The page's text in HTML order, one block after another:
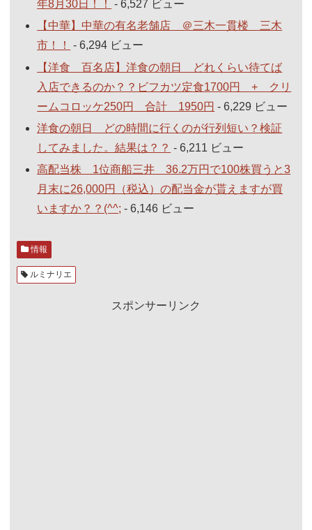
年8月30日！！
- 6,527 ビュー
【中華】中華の有名老舗店 ＠三木一貫楼 三木
市！！
- 6,294 ビュー
【洋食 百名店】洋食の朝日 どれくらい待てば
入店できるのか？？ビフカツ定食1700円 + クリ
ームコロッケ250円 合計 1950円 - 6,229 ビュー
洋食の朝日 どの時間に行くのが行列短い？検証
してみました。結果は？？ - 6,211 ビュー
高配当株 1位商船三井 36.2万円で100株買うと3
月末に26,000円（税込）の配当金が貰えますが買
いますか？？(^^; - 6,146 ビュー
情報
ルミナリエ
スポンサーリンク